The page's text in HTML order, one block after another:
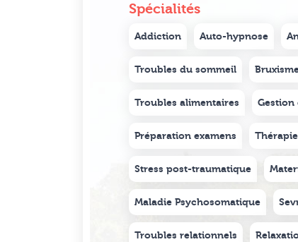
Spécialités
Addiction Auto-hypnose
Troubles du sommeil
Troubles alimentaires Gestion
Préparation examens
Stress post-traumatique
Maladie Psychosomatique
Troubles relationnels